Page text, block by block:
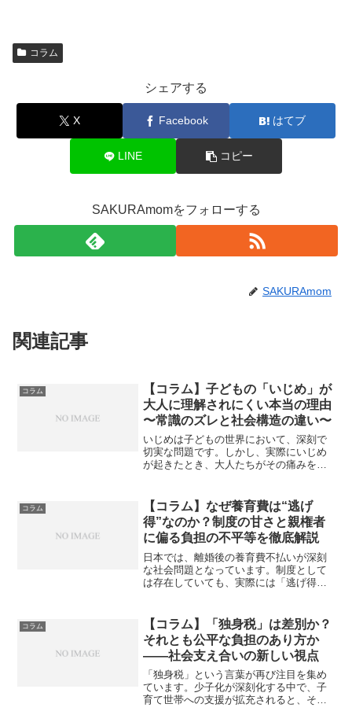
コラム
シェアする
X Facebook はてブ
LINE コピー
SAKURAmomをフォローする
SAKURAmom
関連記事
コラム
【コラム】子どもの「いじめ」が
大人に理解されにくい本当の理由
〜常識のズレと社会構造の違い〜
いじめは子どもの世界において、深刻で
切実な問題です。しかし、実際にいじめ
が起きたとき、大人たちがその痛みを真
ならやめればいいのに」といった言葉
が、むしろ傷口を広げてしま...
コラム
【コラム】なぜ養育費は“逃げ
得”なのか？制度の甘さと親権者
に偏る負担の不平等を徹底解説
日本では、離婚後の養育費不払いが深刻
な社会問題となっています。制度として
は存在していても、実際には「逃げ得」
る構造があります。---■養育費は子どもの
ための費用のはずな...
コラム
【コラム】「独身税」は差別か？
それとも公平な負担のあり方か
――社会支え合いの新しい視点
「独身税」という言葉が再び注目を集め
ています。少子化が深刻化する中で、子
育て世帯への支援が拡充されると、その